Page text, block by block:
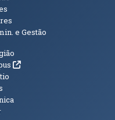
e Gestão
(abre em nova janela)